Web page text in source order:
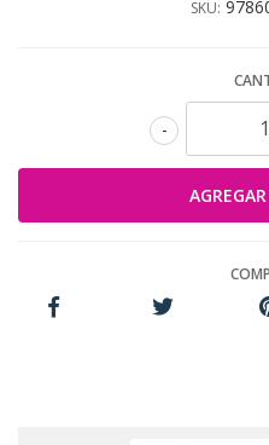
SKU:
-